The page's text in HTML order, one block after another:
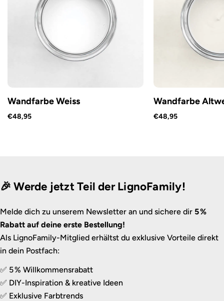
Wandfarbe Weiss
€48,95
Wandfarbe
€48,95
🎉 Werde jetzt Teil der LignoFamily!
Melde dich zu unserem Newsletter an und sichere dir 5 %
Rabatt auf deine erste Bestellung!
Als LignoFamily-Mitglied erhältst du exklusive Vorteile direkt
in dein Postfach:
✅ 5 % Willkommensrabatt
✅ DIY-Inspiration & kreative Ideen
✅ Exklusive Farbtrends